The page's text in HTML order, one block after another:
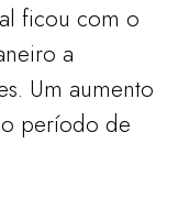
ficou com o
a
Um aumento
período de